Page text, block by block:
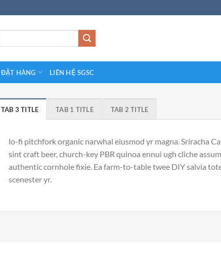
HÀNG LIÊN HỆ SGSC
TAB 3 TITLE TAB 1 TITLE TAB 2 TITLE
lo-fi pitchfork organic narwhal eiusmod yr magna. Sriracha
sint craft beer, church-key PBR quinoa ennui ugh cliche
authentic cornhole fixie. Ea farm-to-table twee DIY salvia
scenester yr.